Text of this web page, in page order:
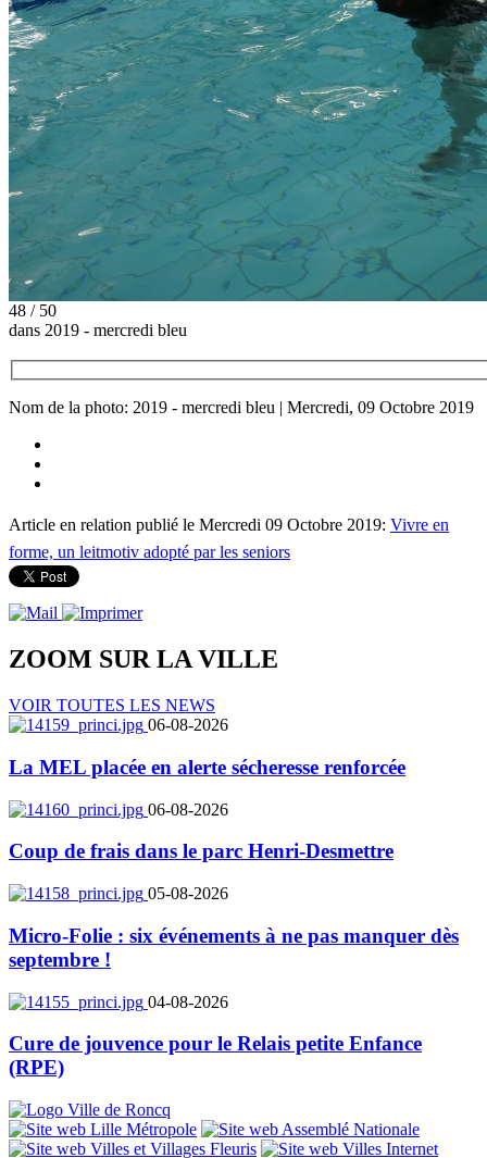
48 / 50
dans 2019 - mercredi bleu
Nom de la photo: 2019 - mercredi bleu | Mercredi, 09 Octobre 2019
Article en relation publié le Mercredi 09 Octobre 2019: Vivre en
forme, un leitmotiv adopté par les seniors
ZOOM SUR LAVILLE
VOIR TOUTES LES NEWS
06-08-2026
La MEL placée en alerte sécheresse renforcée
06-08-2026
Coup de frais dans le parc Henri-Desmettre
05-08-2026
Micro-Folie : six événements à ne pas manquer dès
septembre !
04-08-2026
Cure de jouvence pour le Relais petite Enfance
(RPE)